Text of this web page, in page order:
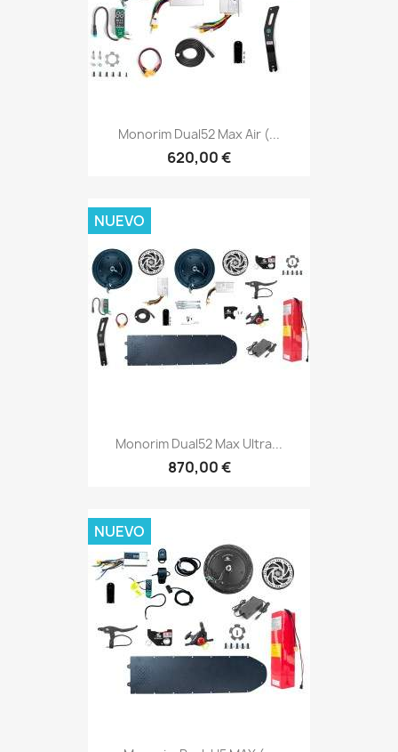
Monorim Dual52 Max Air (...
620,00 €
Monorim Dual52 Max Ultra...
870,00 €
NUEVO
NUEVO